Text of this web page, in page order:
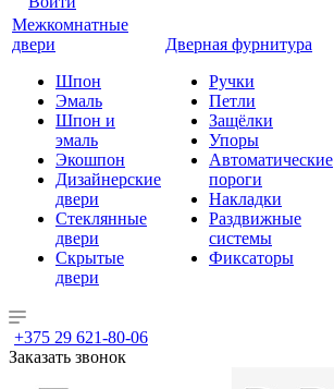
Межкомнатные
двери
Шпон
Эмаль
Шпон и
эмаль
Экошпон
Дизайнерские
двери
Стеклянные
двери
Скрытые
двери
Дверная фурнитура
Ручки
Петли
Защёлки
Упоры
Автоматические
пороги
Накладки
Раздвижные
системы
Фиксаторы
+375 29 621-80-06
Заказать звонок